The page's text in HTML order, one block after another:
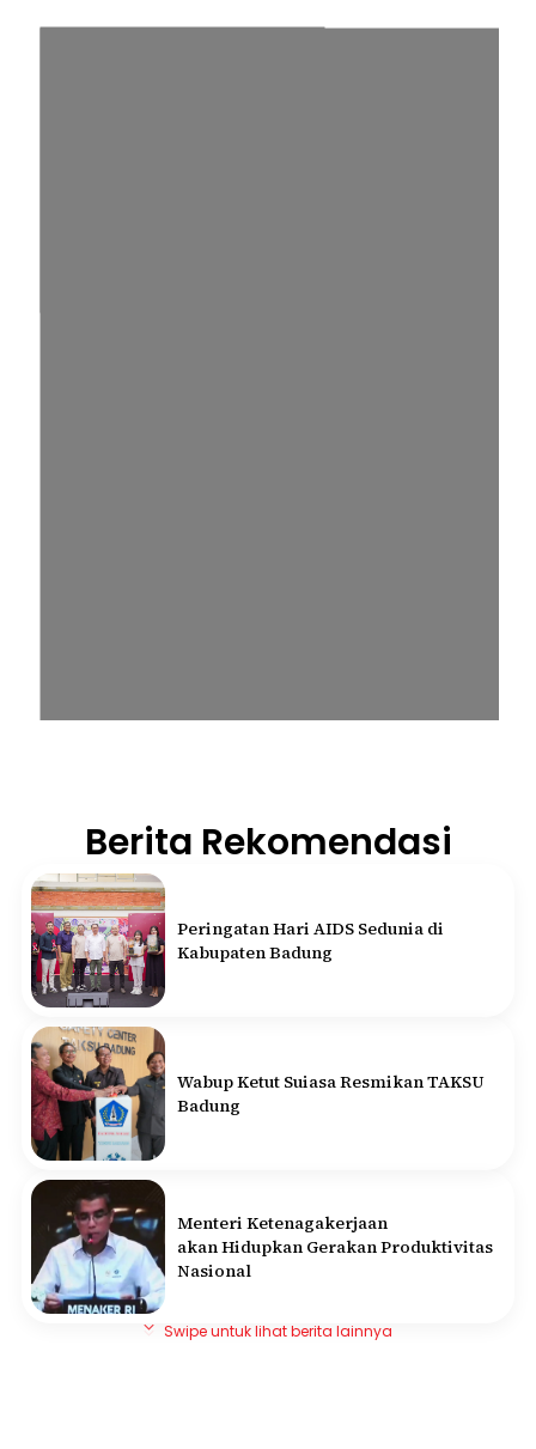
Berita Rekomendasi
Peringatan Hari AIDS Sedunia di
Kabupaten Badung
Wabup Ketut Suiasa Resmikan TAKSU
Badung
Menteri Ketenagakerjaan
akan Hidupkan Gerakan Produktivitas
Nasional
Swipe untuk lihat berita lainnya